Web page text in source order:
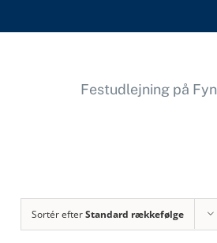
Festudlejning på Fyn
Sortér efterStandard rækkefølge